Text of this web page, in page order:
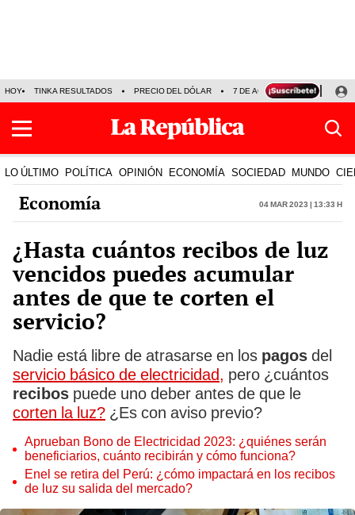
HOY TINKA RESULTADOS PRECIO DEL DÓLAR 7 DE AGOSTO OLLANTA
LO ÚLTIMO POLÍTICA OPINIÓN ECONOMÍA SOCIEDAD MUNDO
Economía 04 Mar 2023 | 13:33 h
¿Hasta cuántos recibos de luz
vencidos puedes acumular
antes de que te corten el
servicio?
Nadie está libre de atrasarse en los pagos del
servicio básico de electricidad, pero ¿cuántos
recibos puede uno deber antes de que le
corten la luz? ¿Es con aviso previo?
Aprueban Bono de Electricidad 2023: ¿quiénes serán
beneficiarios, cuánto recibirán y cómo funciona?
Enel se retira del Perú: ¿cómo impactará en los recibos
de luz su salida del mercado?